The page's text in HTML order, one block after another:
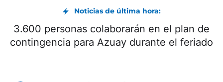
Noticias de última hora:
3.600 personas colaborarán en el plan de
contingencia para Azuay durante el feriado